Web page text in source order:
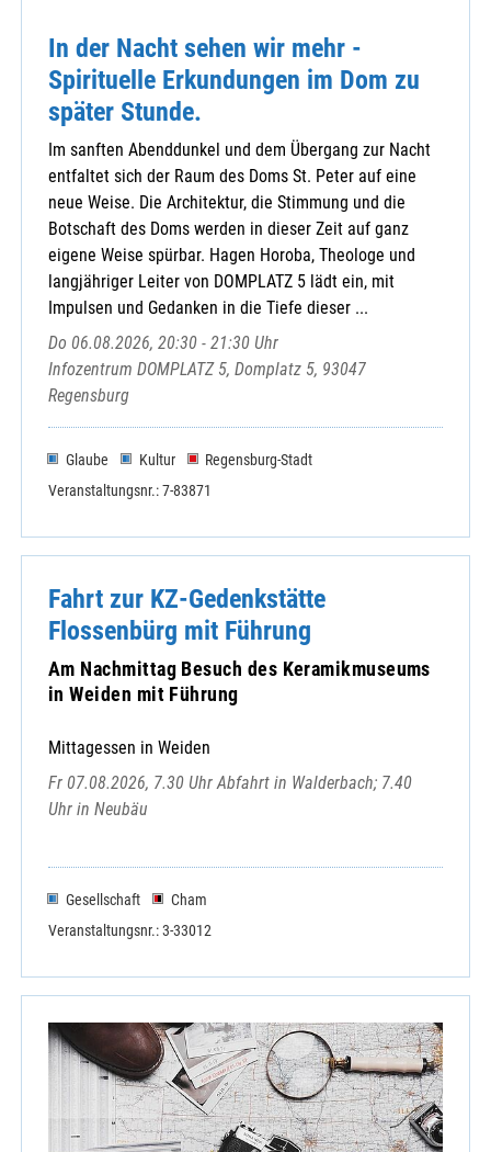
In der Nacht sehen wir mehr -
Spirituelle Erkundungen im Dom zu
später Stunde.
Im sanften Abenddunkel und dem Übergang zur Nacht
entfaltet sich der Raum des Doms St. Peter auf eine
neue Weise. Die Architektur, die Stimmung und die
Botschaft des Doms werden in dieser Zeit auf ganz
eigene Weise spürbar. Hagen Horoba, Theologe und
langjähriger Leiter von DOMPLATZ 5 lädt ein, mit
Impulsen und Gedanken in die Tiefe dieser ...
Do 06.08.2026, 20:30 - 21:30 Uhr
Infozentrum DOMPLATZ 5, Domplatz 5, 93047
Regensburg
Glaube Kultur
Regensburg-Stadt
Veranstaltungsnr.: 7-83871
Fahrt zur KZ-Gedenkstätte
Flossenbürg mit Führung
Am Nachmittag Besuch des Keramikmuseums
in Weiden mit Führung
Mittagessen in Weiden
Fr 07.08.2026, 7.30 Uhr Abfahrt in Walderbach; 7.40
Uhr in Neubäu
Gesellschaft
Cham
Veranstaltungsnr.: 3-33012